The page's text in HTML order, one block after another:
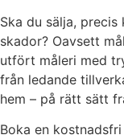
Ska du sälja,
skador? Oavsett
utfört måleri med
från ledande
hem – på rätt sätt
Boka en